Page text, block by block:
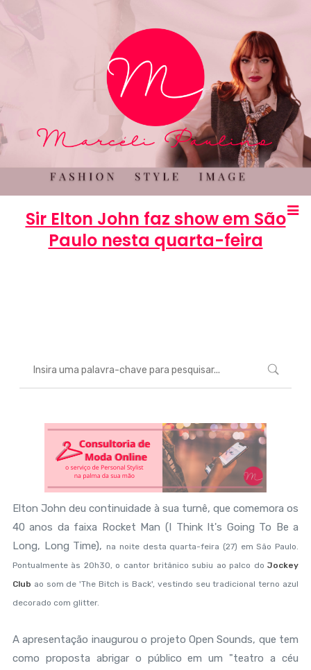
Sir Elton John faz show em São
Paulo nesta quarta-feira
Elton John deu continuidade à sua turnê, que comemora os
40 anos da faixa Rocket Man (I Think It's Going To Be a
Long, Long Time), na noite desta quarta-feira (27) em São Paulo.
Pontualmente às 20h30, o cantor britânico subiu ao palco doJockey
Club ao som de 'The Bitch is Back', vestindo seu tradicional terno azul
decorado com glitter.
A apresentação inaugurou o projeto Open Sounds, que tem
como proposta abrigar o público em um "teatro a céu